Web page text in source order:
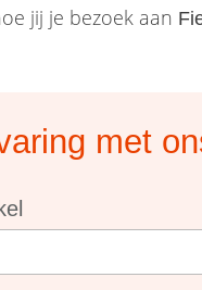
jij je bezoek aan
met